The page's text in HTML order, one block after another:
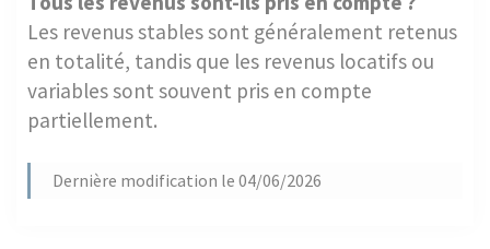
Les revenus stables sont généralement retenus
en totalité, tandis que les revenus locatifs ou
variables sont souvent pris en compte
partiellement.
Dernière modification le 04/06/2026